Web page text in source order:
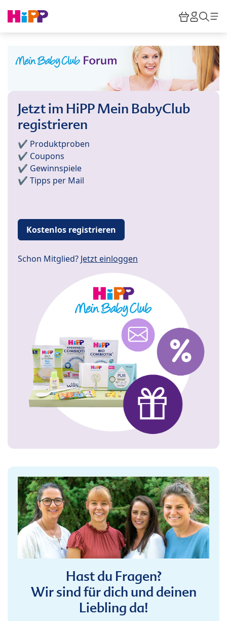
HiPP
Jetzt im HiPP Mein BabyClub
registrieren
✔️ Produktproben
✔️ Coupons
✔️ Gewinnspiele
✔️ Tipps per Mail
Kostenlos registrieren
Schon Mitglied? Jetzt einloggen
Hast du Fragen?
Wir sind für dich und deinen
Liebling da!